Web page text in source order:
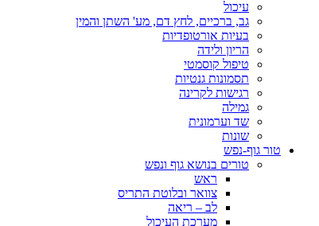
עיכול
גב, ברכיים, לחץ דם, מע' השתן והמין
בעיות אורטופדיות
הריון ולידה
טיפול קוסמטי
תסמונות גנטיות
רגישות לקרינה
גמילה
שד וערמונית
שונות
טור גוף-נפש
טורים בנושא גוף ונפש
ראש
צוואר ובלוטת התריס
לב – ריאה
מערכת העיכול